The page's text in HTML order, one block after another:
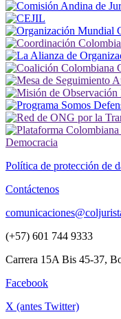
Política de protección de
Contáctenos
(+57) 601 744 9333
Carrera 15A Bis 45-37,
Facebook
X (antes Twitter)